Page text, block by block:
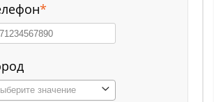
*
значение